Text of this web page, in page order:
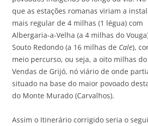
que as estações romanas viriam a
mais regular de 4 milhas (1 légua) com
Albergaria-a-Velha (a 4 milhas do
Souto Redondo (a 16 milhas de Cale),
meio percurso, ou seja, a oito milhas
Vendas de Grijó, nó viário de onde
situado na base do maior povoado
do Monte Murado (Carvalhos).
Assim o Itinerário corrigido seria o